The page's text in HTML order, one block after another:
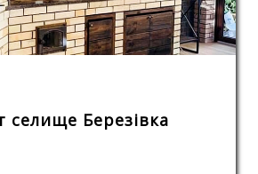
селище Березівка